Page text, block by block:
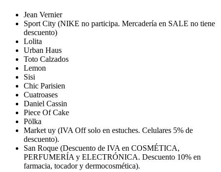
Jean Vernier
Sport City (NIKE no participa. Mercadería en SALE no tiene
descuento)
Lolita
Urban Haus
Toto Calzados
Lemon
Sisi
Chic Parisien
Cuatroases
Daniel Cassin
Piece Of Cake
Pölka
Market uy (IVA Off solo en estuches. Celulares 5% de
descuento).
San Roque (Descuento de IVA en COSMÉTICA,
PERFUMERÍA y ELECTRÓNICA. Descuento 10% en
farmacia, tocador y dermocosmética).